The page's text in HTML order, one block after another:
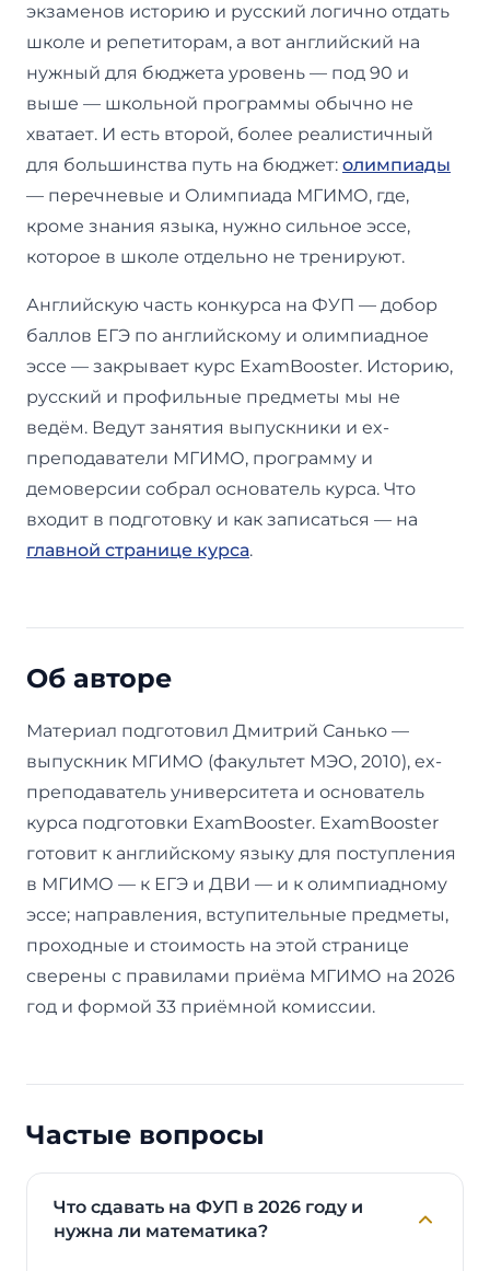
экзаменов историю и русский логично отдать
школе и репетиторам, а вот английский на
нужный для бюджета уровень — под 90 и
выше — школьной программы обычно не
хватает. И есть второй, более реалистичный
для большинства путь на бюджет: олимпиады
— перечневые и Олимпиада МГИМО, где,
кроме знания языка, нужно сильное эссе,
которое в школе отдельно не тренируют.
Английскую часть конкурса на ФУП — добор
баллов ЕГЭ по английскому и олимпиадное
эссе — закрывает курс ExamBooster. Историю,
русский и профильные предметы мы не
ведём. Ведут занятия выпускники и ex-
преподаватели МГИМО, программу и
демоверсии собрал основатель курса. Что
входит в подготовку и как записаться — на
главной странице курса.
Об авторе
Материал подготовил Дмитрий Санько —
выпускник МГИМО (факультет МЭО, 2010), ex-
преподаватель университета и основатель
курса подготовки ExamBooster. ExamBooster
готовит к английскому языку для поступления
в МГИМО — к ЕГЭ и ДВИ — и к олимпиадному
эссе; направления, вступительные предметы,
проходные и стоимость на этой странице
сверены с правилами приёма МГИМО на 2026
год и формой 33 приёмной комиссии.
Частые вопросы
Что сдавать на ФУП в 2026 году и
нужна ли математика?